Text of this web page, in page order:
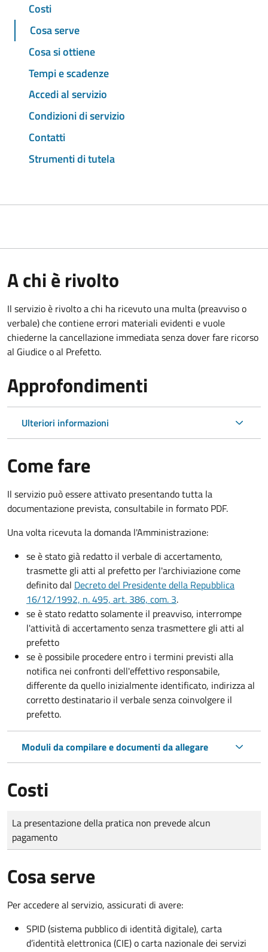
Costi
Cosa serve
Cosa si ottiene
Tempi e scadenze
Accedi al servizio
Condizioni di servizio
Contatti
Strumenti di tutela
A chi è rivolto
Il servizio è rivolto a chi ha ricevuto una multa (preavviso o
verbale) che contiene errori materiali evidenti e vuole
chiederne la cancellazione immediata senza dover fare ricorso
al Giudice o al Prefetto.
Approfondimenti
Ulteriori informazioni
Come fare
Il servizio può essere attivato presentando tutta la
documentazione prevista, consultabile in formato PDF.
Una volta ricevuta la domanda l'Amministrazione:
se è stato già redatto il verbale di accertamento,
trasmette gli atti al prefetto per l'archiviazione come
definito dal Decreto del Presidente della Repubblica
16/12/1992, n. 495, art. 386, com. 3.
se è stato redatto solamente il preavviso, interrompe
l'attività di accertamento senza trasmettere gli atti al
prefetto
se è possibile procedere entro i termini previsti alla
notifica nei confronti dell'effettivo responsabile,
differente da quello inizialmente identificato, indirizza al
corretto destinatario il verbale senza coinvolgere il
prefetto.
Moduli da compilare e documenti da allegare
Costi
Tipo di pagamento
Importo
La presentazione della pratica non prevede alcun
pagamento
Cosa serve
Per accedere al servizio, assicurati di avere:
SPID (sistema pubblico di identità digitale), carta
d’identità elettronica (CIE) o carta nazionale dei servizi